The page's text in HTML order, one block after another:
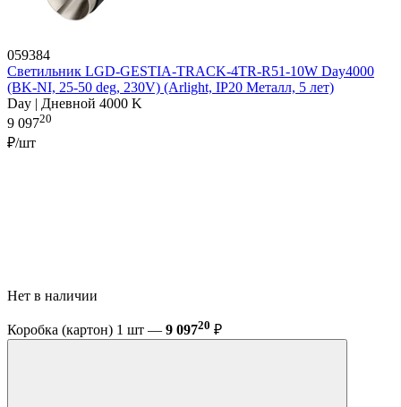
059384
Светильник LGD-GESTIA-TRACK-4TR-R51-10W Day4000
(BK-NI, 25-50 deg, 230V) (Arlight, IP20 Металл, 5 лет)
Day | Дневной 4000 K
9 09720
₽/шт
Нет в наличии
Коробка (картон) 1 шт — 9 09720 ₽